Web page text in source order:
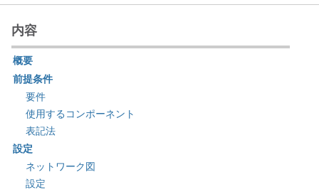
内容
概要
前提条件
要件
使用するコンポーネント
表記法
設定
ネットワーク図
設定